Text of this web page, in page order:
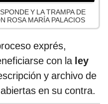
Y LA TRAMPA DE
ROSA MARÍA PALACIOS
exprés,
con laley
y archivo de
en su contra.